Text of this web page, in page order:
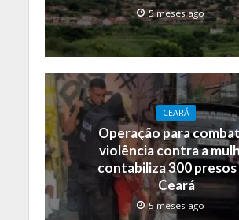
5 meses ago
CEARÁ
Operação para
violência contra a
contabiliza 300 presos
Ceará
5 meses ago